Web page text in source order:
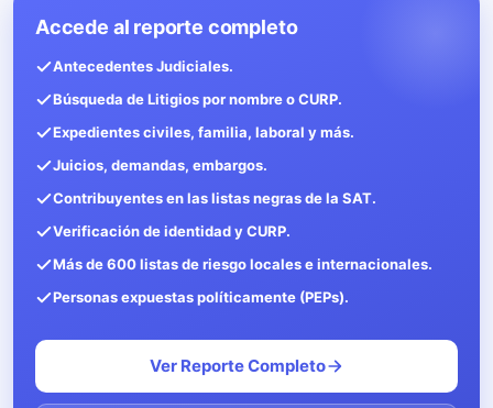
Accede al reporte completo
Antecedentes Judiciales.
Búsqueda de Litigios por nombre o CURP.
Expedientes civiles, familia, laboral y más.
Juicios, demandas, embargos.
Contribuyentes en las listas negras de la SAT.
Verificación de identidad y CURP.
Más de 600 listas de riesgo locales e internacionales.
Personas expuestas políticamente (PEPs).
Ver Reporte Completo